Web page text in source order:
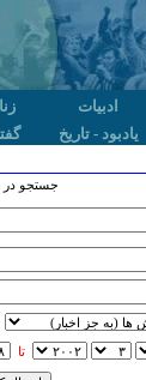
ادبیات
یادبود - تاریخ
جستجو
تا